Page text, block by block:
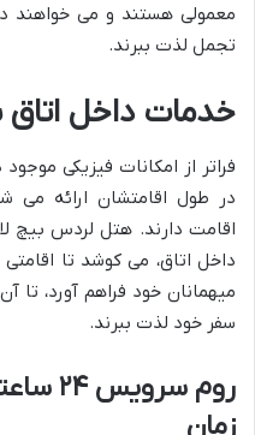
معمولی هستند و می خواهند
تجمل لذت ببرند.
خدمات داخل اتاق
فراتر از امکانات فیزیکی
در طول اقامتشان ارائه می
اقامت دارند. هتل لردس بیچ
داخل اتاق، می کوشد تا
میهمانان خود فراهم آورد، تا
سفر خود لذت ببرند.
روم
زمان